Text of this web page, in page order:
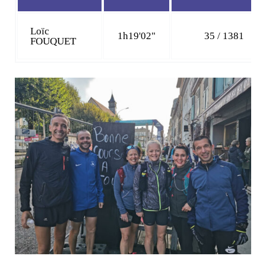
Loïc
FOUQUET
1h19'02" 35 / 1381